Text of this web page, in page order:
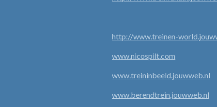
http://www.treinen-
www.nicospilt.com
www.treininbeeld.jouwweb.nl
www.berendtrein.jouwweb.nl